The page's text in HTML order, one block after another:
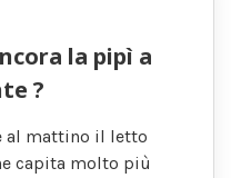
la pipì a
?
al mattino il letto
capita molto più